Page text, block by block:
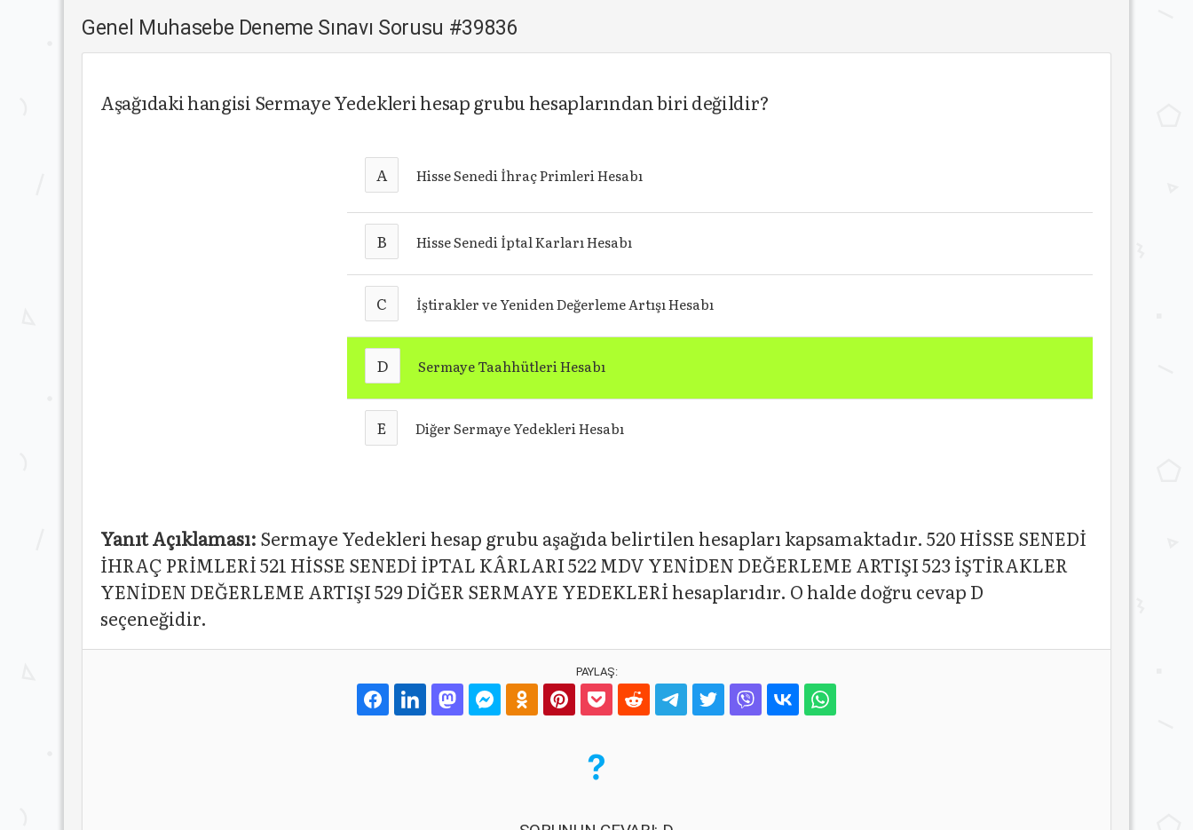
Genel Muhasebe Deneme Sınavı Sorusu #39836
Aşağıdaki hangisi Sermaye Yedekleri hesap grubu hesaplarından biri değildir?
A Hisse Senedi İhraç Primleri Hesabı
B Hisse Senedi İptal Karları Hesabı
C İştirakler ve Yeniden Değerleme Artışı Hesabı
D Sermaye Taahhütleri Hesabı
E Diğer Sermaye Yedekleri Hesabı
Yanıt Açıklaması: Sermaye Yedekleri hesap grubu aşağıda belirtilen hesapları kapsamaktadır. 520 HİSSE SENEDİ
İHRAÇ PRİMLERİ 521 HİSSE SENEDİ İPTAL KÂRLARI 522 MDV YENİDEN DEĞERLEME ARTIŞI 523 İŞTİRAKLER
YENİDEN DEĞERLEME ARTIŞI 529 DİĞER SERMAYE YEDEKLERİ hesaplarıdır. O halde doğru cevap D
seçeneğidir.
PAYLAŞ: